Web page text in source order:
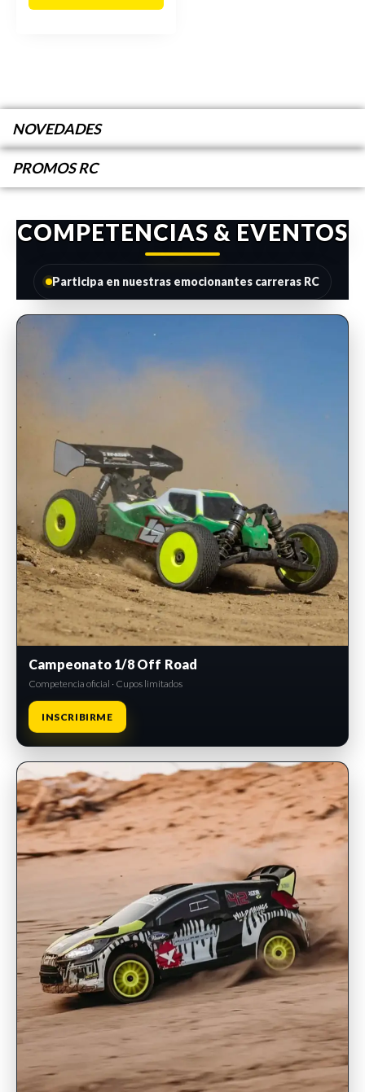
NOVEDADES
PROMOS RC
COMPETENCIAS & EVENTOS
Participa en nuestras emocionantes carreras RC
INSCRIPCIONES ABIERTAS
Campeonato 1/8 Off Road
Competencia oficial · Cupos limitados
INSCRIBIRME
INSCRIPCIONES ABIERTAS